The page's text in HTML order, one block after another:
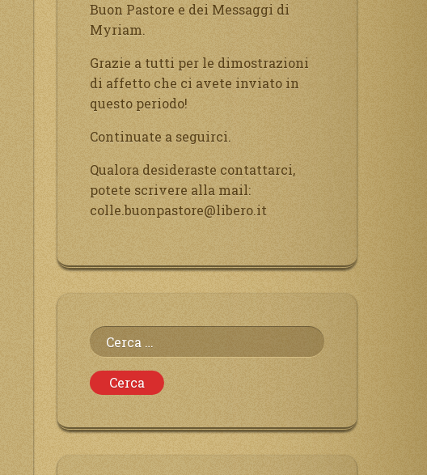
Buon Pastore e dei Messaggi di
Myriam.
Grazie a tutti per le dimostrazioni
di affetto che ci avete inviato in
questo periodo!
Continuate a seguirci.
Qualora desideraste contattarci,
potete scrivere alla mail:
colle.buonpastore@libero.it
Ricerca
per: